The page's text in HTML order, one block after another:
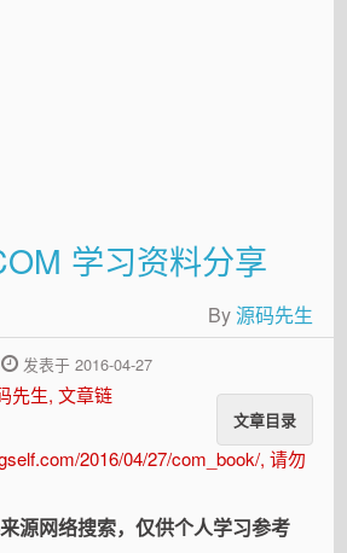
学习资料分享
By源码先生
发表于 2016-04-27
文章目录
先生, 文章链
2016/04/27/com_book/, 请勿
源网络搜索，仅供个人学习参考